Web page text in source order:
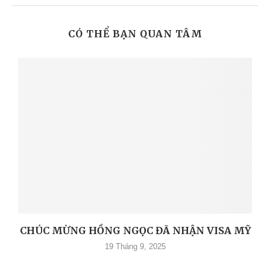
CÓ THỂ BẠN QUAN TÂM
CHÚC MỪNG HỒNG NGỌC ĐÃ NHẬN VISA MỸ
19 Tháng 9, 2025